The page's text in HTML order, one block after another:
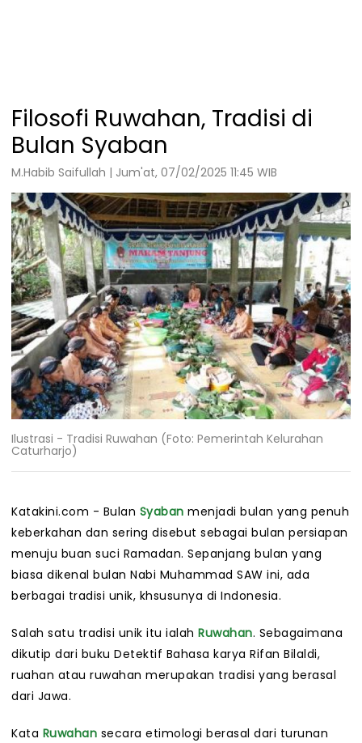
Filosofi Ruwahan, Tradisi di
Bulan Syaban
M.Habib Saifullah | Jum'at, 07/02/2025 11:45 WIB
Ilustrasi - Tradisi Ruwahan (Foto: Pemerintah Kelurahan
Caturharjo)
Katakini.com - Bulan Syaban menjadi bulan yang penuh
keberkahan dan sering disebut sebagai bulan persiapan
menuju buan suci Ramadan. Sepanjang bulan yang
biasa dikenal bulan Nabi Muhammad SAW ini, ada
berbagai tradisi unik, khsusunya di Indonesia.
Salah satu tradisi unik itu ialah Ruwahan. Sebagaimana
dikutip dari buku Detektif Bahasa karya Rifan Bilaldi,
ruahan atau ruwahan merupakan tradisi yang berasal
dari Jawa.
Kata Ruwahan secara etimologi berasal dari turunan